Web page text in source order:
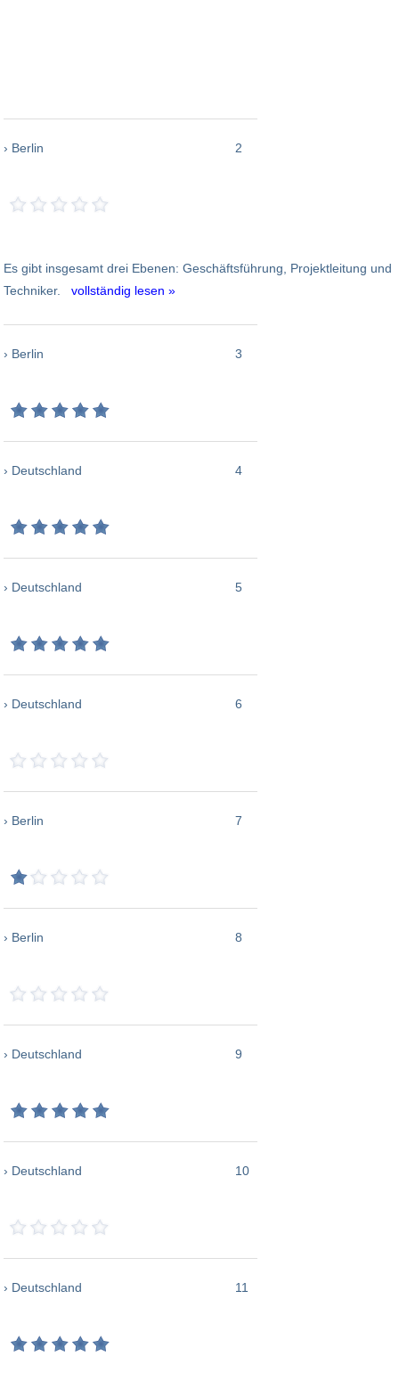
› Berlin 2
Es gibt insgesamt drei Ebenen: Geschäftsführung, Projektleitung und
Techniker. vollständig lesen »
› Berlin 3
› Deutschland 4
› Deutschland 5
› Deutschland 6
› Berlin 7
› Berlin 8
› Deutschland 9
› Deutschland 10
› Deutschland 11